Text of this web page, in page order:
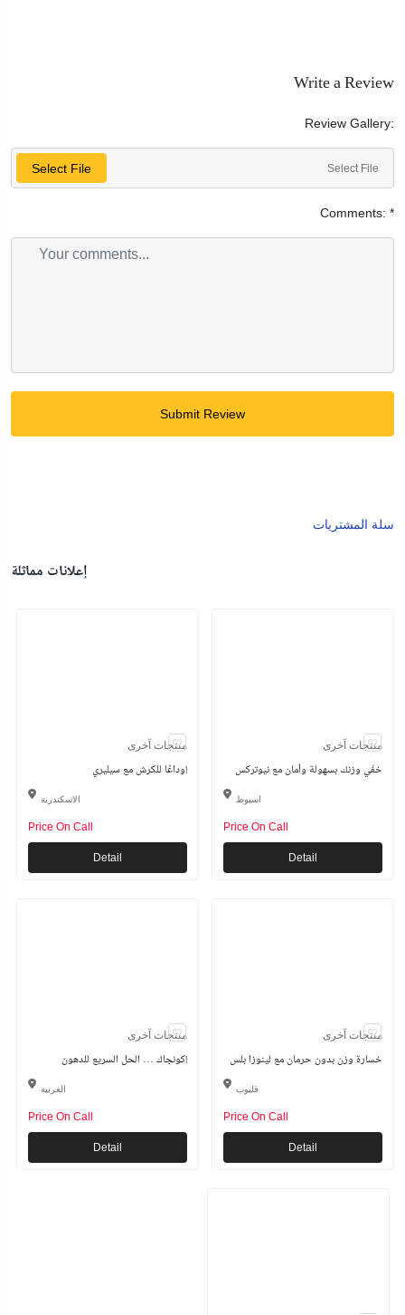
Write a Review
Review Gallery:
Select File Select File
Comments: *
Submit Review
سلة المشتريات
إعلانات مماثلة
منتجات آخرى
وداعًا للكرش مع سيليري!
الاسكندرية
Price On Call
Detail
منتجات آخرى
خفّي وزنك بسهولة وأمان مع نيوتركس
اسيوط
Price On Call
Detail
منتجات آخرى
كونجاك … الحل السريع للدهون!
الغربية
Price On Call
Detail
منتجات آخرى
خسارة وزن بدون حرمان مع لينوزا بلس
قليوب
Price On Call
Detail